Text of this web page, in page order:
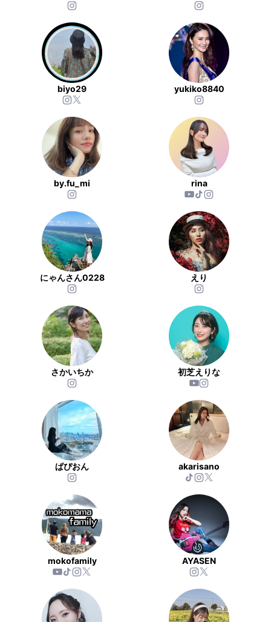
biyo29 yukiko8840
by.fu_mi rina
にゃんさん0228 えり
さかいちか 初芝えりな
ぱぴおん akarisano
mokofamily AYASEN